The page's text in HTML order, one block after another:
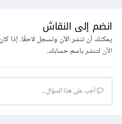
انضم إلى النقاش
يمكنك أن تنشر الآن وتسجل لاحقًا. إذا
الآنلتنشر باسم حسابك.
أجب على هذا السؤال...